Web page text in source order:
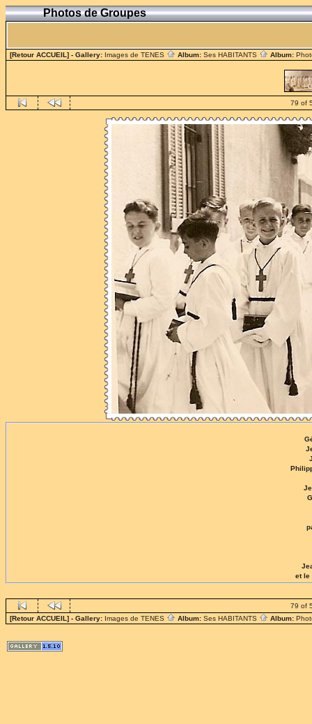
Photos de Groupes
[Retour ACCUEIL] - Gallery: Images de TENES Album: Ses HABITANTS Album:
79 of
et le
79 of
[Retour ACCUEIL] - Gallery: Images de TENES Album: Ses HABITANTS Album: